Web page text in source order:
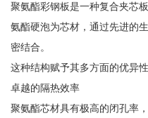
聚氨酯彩钢板是一种复合夹芯
氨酯硬泡为芯材，通过先进的
密结合。
这种结构赋予其多方面的优异性
卓越的隔热效率
聚氨酯芯材具有极高的闭孔率